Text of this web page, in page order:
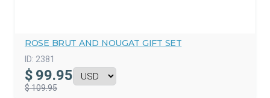
ROSE BRUT AND NOUGAT GIFT SET
ID: 2381
$ 99.95
$ 109.95